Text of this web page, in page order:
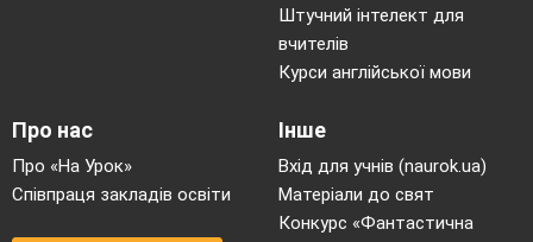
-Look at the board there are things you can
buy at the market. Come here and ask about
the price.
Example
Штучний інтелект для
вчителів
Курси англійської мови
Про нас
Про «На Урок»
Співпраця закладів освіти
Інше
Вхід для учнів (naurok.ua)
Матеріали до свят
Конкурс «Фантастична